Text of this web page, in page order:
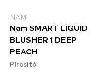
NAM
Nam SMART LIQUID
BLUSHER 1 DEEP
PEACH
Pirosító